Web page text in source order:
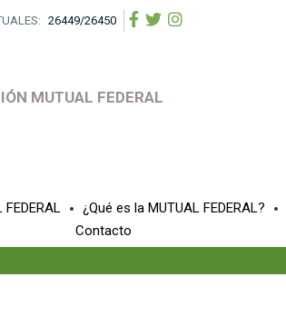
26449/26450
MUTUAL FEDERAL
¿Qué es la MUTUAL FEDERAL?
Contacto